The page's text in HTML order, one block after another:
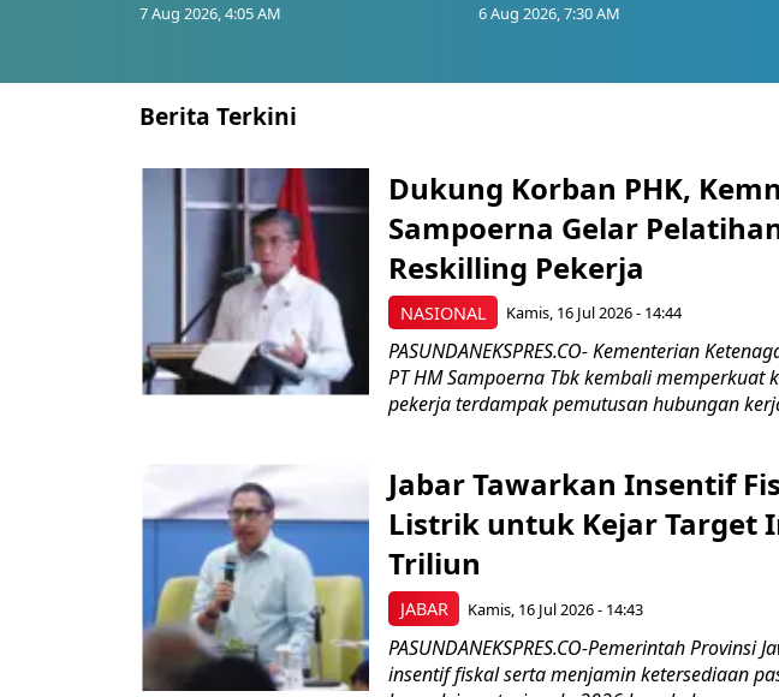
7 Aug 2026, 4:05 AM 6 Aug 2026, 7:30 AM
Berita Terkini
NASIONAL
Dukung Korban PHK,
Sampoerna Gelar
Reskilling Pekerja
Kamis, 16 Jul 2026 - 14:44
PASUNDANEKSPRES.CO- Kementerian
PT HM Sampoerna Tbk kembali
pekerja terdampak pemutusan hubungan
JABAR
Jabar Tawarkan Insentif
Listrik untuk Kejar Target
Triliun
Kamis, 16 Jul 2026 - 14:43
PASUNDANEKSPRES.CO-Pemerintah
insentif fiskal serta menjamin ketersediaan